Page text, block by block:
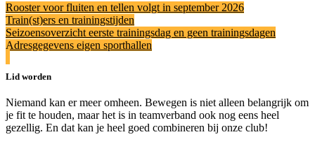
Rooster voor fluiten en tellen volgt in september 2026
Train(st)ers en trainingstijden
Seizoensoverzicht eerste trainingsdag en geen trainingsdagen
Adresgegevens eigen sporthallen
Lid worden
Niemand kan er meer omheen. Bewegen is niet alleen belangrijk om
je fit te houden, maar het is in teamverband ook nog eens heel
gezellig. En dat kan je heel goed combineren bij onze club!